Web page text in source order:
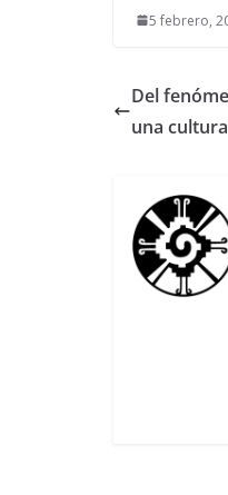
5 febrero,
Del
una